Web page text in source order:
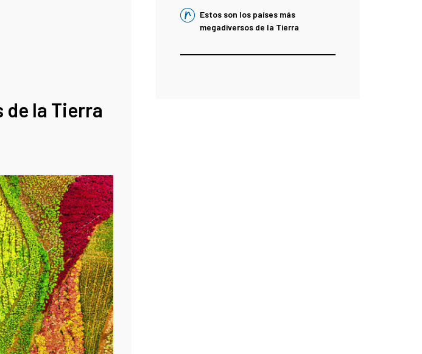
de la Tierra
Estos son los países más
megadiversos de la Tierra